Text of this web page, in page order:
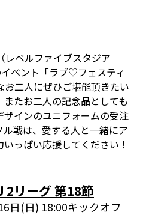
ベルファイブスタジア
ベント「ラブ♡フェスティ
二人にぜひご堪能頂きたい
たお二人の記念品としても
インのユニフォームの受注
戦は、愛する人と一緒にア
っぱい応援してください！
2リーグ 第18節
日(日) 18:00キックオフ